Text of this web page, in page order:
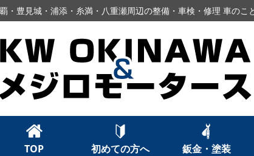
・豊見城・浦添・糸満・八重瀬周辺の整備・車検・修理 車のこ
TOP 初めての方へ 鈑金・塗装